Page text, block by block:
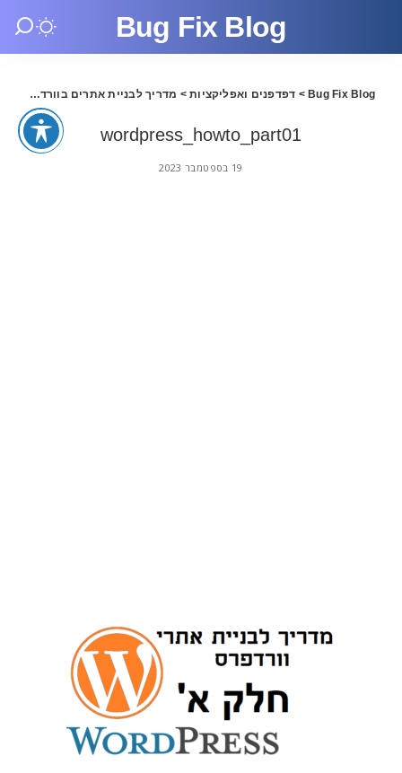
Bug Fix Blog
Bug Fix Blog
> דפדפנים ואפליקציות> מדריך לבניית אתרים בוורדפרס
wordpress_howto_part01
19 בספטמבר 2023